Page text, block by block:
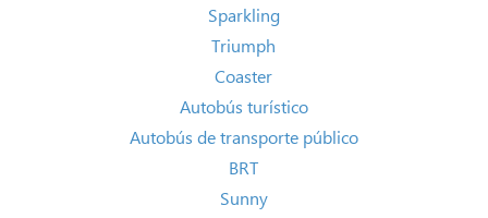
Sparkling
Triumph
Coaster
Autobús turístico
Autobús de transporte público
BRT
Sunny